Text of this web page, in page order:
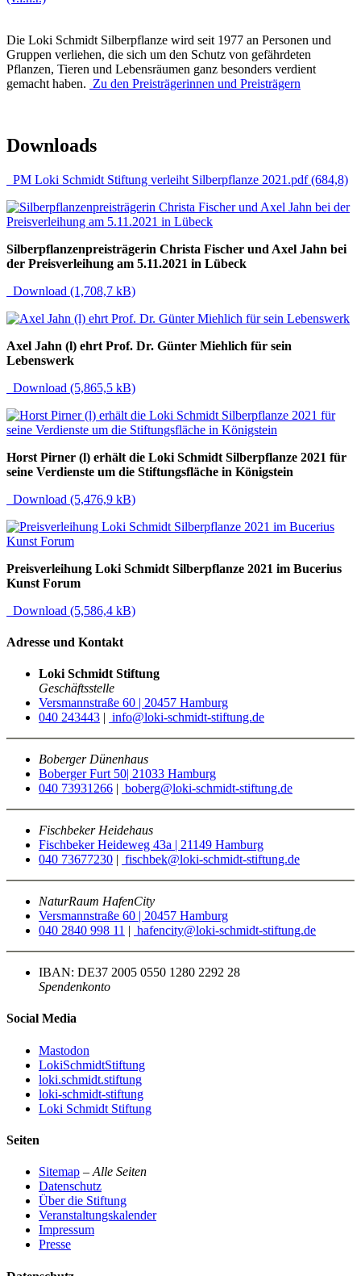
Die Loki Schmidt Silberpflanze wird seit 1977 an Personen und
Gruppen verliehen, die sich um den Schutz von gefährdeten
Pflanzen, Tieren und Lebensräumen ganz besonders verdient
gemacht haben. Zu den Preisträgerinnen und Preisträgern
Downloads
PM Loki Schmidt Stiftung verleiht Silberpflanze 2021.pdf (684,8)
Silberpflanzenpreisträgerin Christa Fischer und Axel Jahn bei
der Preisverleihung am 5.11.2021 in Lübeck
Download (1,708,7 kB)
Axel Jahn (l) ehrt Prof. Dr. Günter Miehlich für sein
Lebenswerk
Download (5,865,5 kB)
Horst Pirner (l) erhält die Loki Schmidt Silberpflanze 2021 für
seine Verdienste um die Stiftungsfläche in Königstein
Download (5,476,9 kB)
Preisverleihung Loki Schmidt Silberpflanze 2021 im Bucerius
Kunst Forum
Download (5,586,4 kB)
Adresse und Kontakt
Loki Schmidt Stiftung
Geschäftsstelle
Versmannstraße 60 | 20457 Hamburg
040 243443 | info@loki-schmidt-stiftung.de
Boberger Dünenhaus
Boberger Furt 50| 21033 Hamburg
040 73931266 | boberg@loki-schmidt-stiftung.de
Fischbeker Heidehaus
Fischbeker Heideweg 43a | 21149 Hamburg
040 73677230 | fischbek@loki-schmidt-stiftung.de
NaturRaum HafenCity
Versmannstraße 60 | 20457 Hamburg
040 2840 998 11 | hafencity@loki-schmidt-stiftung.de
IBAN: DE37 2005 0550 1280 2292 28
Spendenkonto
Social Media
Mastodon
LokiSchmidtStiftung
loki.schmidt.stiftung
loki-schmidt-stiftung
Loki Schmidt Stiftung
Seiten
Sitemap – Alle Seiten
Datenschutz
Über die Stiftung
Veranstaltungskalender
Impressum
Presse